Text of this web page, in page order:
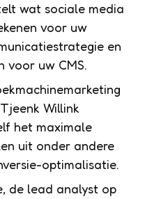
wat sociale media
voor uw
en
voor uw CMS.
Willink
het maximale
uit onder andere
optimalisatie.
de lead analyst op